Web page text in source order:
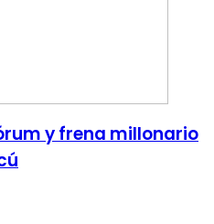
y frena millonario